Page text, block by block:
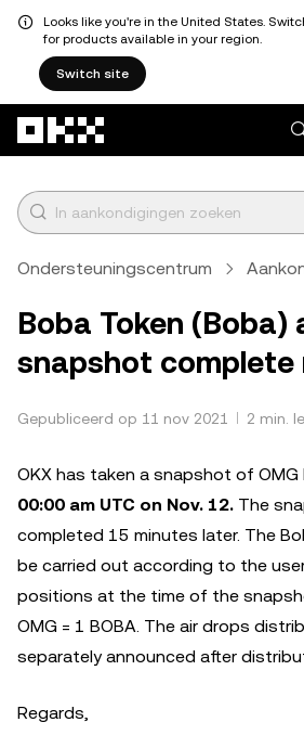
Looks like you're in the United States.
for products available in your region.
Switch site
Ondersteuningscentrum
Boba Token (Boba)
snapshot complete
Gepubliceerd op 11 nov 2021 2 min.
OKX has taken a snapshot of
00:00 am UTC on Nov. 12. The
completed 15 minutes later. The
be carried out according to the
positions at the time of the
OMG = 1 BOBA. The air drops
separately announced after
Regards,